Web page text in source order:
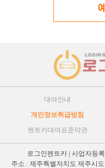
대여안내
개인정보취급방침
렌트카대여표준약관
로그인렌트카 | 사업자등
주소 : 제주특별자치도 제주시